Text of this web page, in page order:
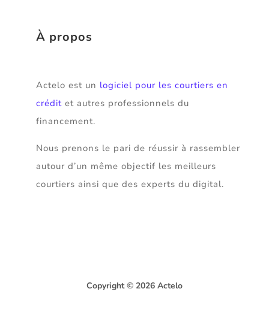
À propos
Actelo est un logiciel pour les courtiers en
crédit et autres professionnels du
financement.
Nous prenons le pari de réussir à rassembler
autour d’un même objectif les meilleurs
courtiers ainsi que des experts du digital.
Copyright © 2026 Actelo